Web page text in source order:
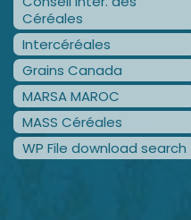
Céréales
Intercéréales
Grains Canada
MARSA MAROC
MASS Céréales
WP File download search